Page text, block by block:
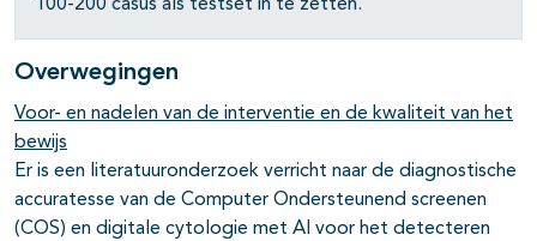
100-200 casus als testset in te zetten.
Overwegingen
Voor- en nadelen van de interventie en de kwaliteit van het
bewijs
Er is een literatuuronderzoek verricht naar de diagnostische
accuratesse van de Computer Ondersteunend screenen
(COS) en digitale cytologie met AI voor het detecteren